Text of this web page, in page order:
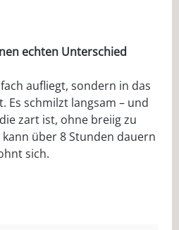
echten Unterschied
aufliegt, sondern in das
Es schmilzt langsam – und
zart ist, ohne breiig zu
über 8 Stunden dauern
sich.